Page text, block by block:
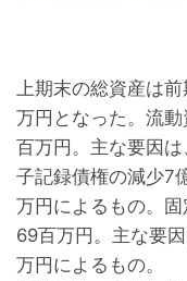
上期末の総資産は
万円となった。流
百万円。主な要因
子記録債権の減少7
万円によるもの。
69百万円。主な要
万円によるもの。